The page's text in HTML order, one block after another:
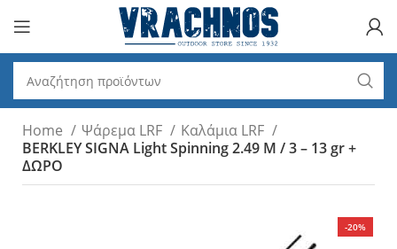
Home Ψάρεμα LRF
Καλάμια LRF
BERKLEY SIGNA Light Spinning 2.49 M / 3 – 13 gr +
ΔΩΡΟ
-20%